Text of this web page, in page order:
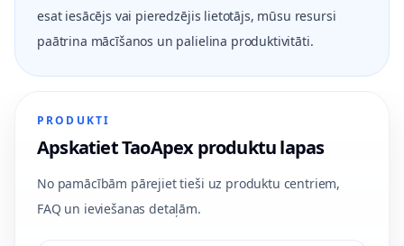
esat iesācējs vai pieredzējis lietotājs, mūsu resursi
paātrina mācīšanos un palielina produktivitāti.
PRODUKTI
Apskatiet TaoApex produktu lapas
No pamācībām pārejiet tieši uz produktu centriem,
FAQ un ieviešanas detaļām.